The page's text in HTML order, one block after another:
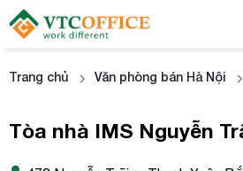
Trang chủ Văn phòng bán Hà Nội
Tòa nhà IMS Nguyễn